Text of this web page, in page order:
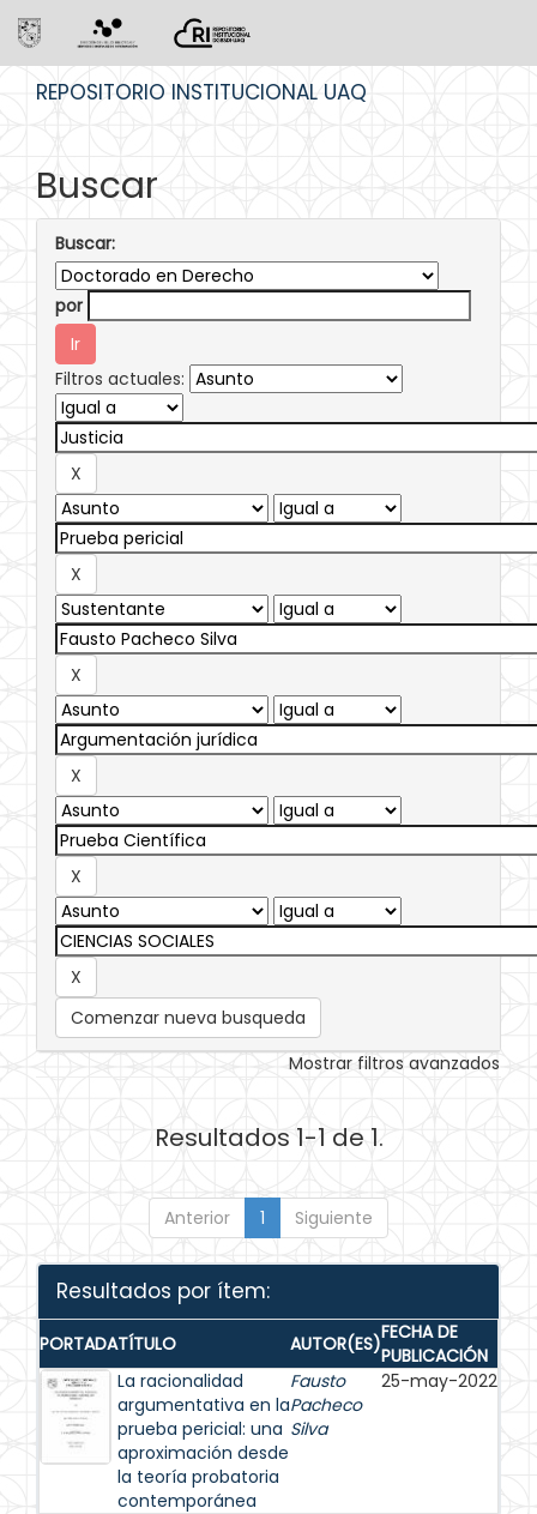
REPOSITORIO INSTITUCIONAL UAQ
Buscar
Buscar:
por
Filtros actuales:
Comenzar nueva busqueda
Mostrar filtros avanzados
Resultados 1-1 de 1.
Anterior 1 Siguiente
Resultados por ítem:
PORTADATÍTULO AUTOR(ES)FECHA DE
PUBLICACIÓN
La racionalidad
argumentativa en la
prueba pericial: una
aproximación desde
la teoría probatoria
contemporánea
Fausto
Pacheco
Silva
25-may-2022